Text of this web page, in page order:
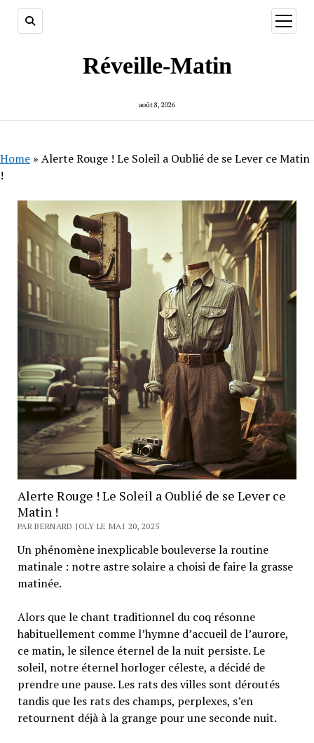
Réveille-Matin
août 8, 2026
ouvrir
menu
Home » Alerte Rouge ! Le Soleil a Oublié de se Lever ce Matin
!
Alerte Rouge ! Le Soleil a Oublié de se Lever ce
Matin !
PAR BERNARD JOLY LE MAI 20, 2025
Un phénomène inexplicable bouleverse la routine
matinale : notre astre solaire a choisi de faire la grasse
matinée.
Alors que le chant traditionnel du coq résonne
habituellement comme l’hymne d’accueil de l’aurore,
ce matin, le silence éternel de la nuit persiste. Le
soleil, notre éternel horloger céleste, a décidé de
prendre une pause. Les rats des villes sont déroutés
tandis que les rats des champs, perplexes, s’en
retournent déjà à la grange pour une seconde nuit.